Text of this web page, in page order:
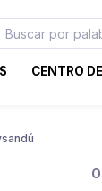
CENTRO